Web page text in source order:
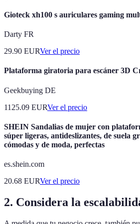
Gioteck xh100 s auriculares gaming
Darty FR
29.90 EURVer el precio
Plataforma giratoria para escáner 3D
Geekbuying DE
1125.09 EURVer el precio
SHEIN Sandalias de mujer con
súper ligeras, antideslizantes, de suela
cómodas y de moda, perfectas
es.shein.com
20.68 EURVer el precio
2. Considera la